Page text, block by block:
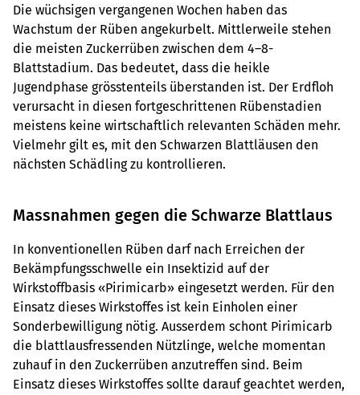
Die wüchsigen vergangenen Wochen haben das
Wachstum der Rüben angekurbelt. Mittlerweile stehen
die meisten Zuckerrüben zwischen dem 4–8-
Blattstadium. Das bedeutet, dass die heikle
Jugendphase grösstenteils überstanden ist. Der Erdfloh
verursacht in diesen fortgeschrittenen Rübenstadien
meistens keine wirtschaftlich relevanten Schäden mehr.
Vielmehr gilt es, mit den Schwarzen Blattläusen den
nächsten Schädling zu kontrollieren.
Massnahmen gegen die Schwarze Blattlaus
In konventionellen Rüben darf nach Erreichen der
Bekämpfungsschwelle ein Insektizid auf der
Wirkstoffbasis «Pirimicarb» eingesetzt werden. Für den
Einsatz dieses Wirkstoffes ist kein Einholen einer
Sonderbewilligung nötig. Ausserdem schont Pirimicarb
die blattlausfressenden Nützlinge, welche momentan
zuhauf in den Zuckerrüben anzutreffen sind. Beim
Einsatz dieses Wirkstoffes sollte darauf geachtet werden,